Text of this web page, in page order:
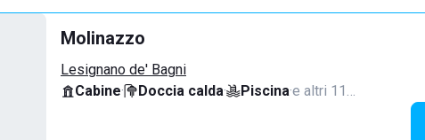
Molinazzo
Lesignano de' Bagni
Cabine· Doccia calda· Piscina·e altri 11…